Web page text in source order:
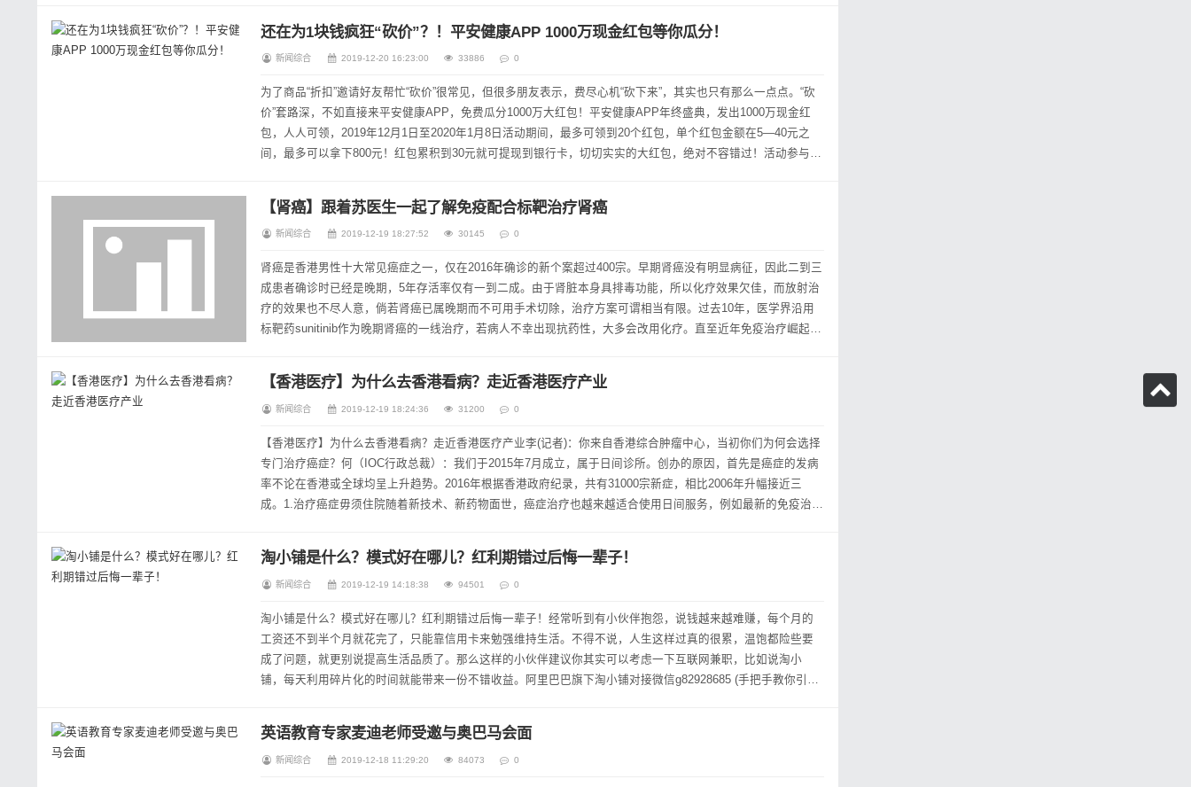
还在为1块钱疯狂“砍价”？！平安健康APP 1000万现金红包等你瓜分！
新闻综合 2019-12-20 16:23:00 33886 0
为了商品“折扣”邀请好友帮忙“砍价”很常见，但很多朋友表示，费尽心机“砍下来”，其实也只有那么一点点。“砍
价”套路深，不如直接来平安健康APP，免费瓜分1000万大红包！平安健康APP年终盛典，发出1000万现金红
包，人人可领，2019年12月1日至2020年1月8日活动期间，最多可领到20个红包，单个红包金额在5—40元之
间，最多可以拿下800元！红包累积到30元就可提现到银行卡，切切实实的大红包，绝对不容错过！活动参与方
【肾癌】跟着苏医生一起了解免疫配合标靶治疗肾癌
新闻综合 2019-12-19 18:27:52 30145 0
肾癌是香港男性十大常见癌症之一，仅在2016年确诊的新个案超过400宗。早期肾癌没有明显病征，因此二到三
成患者确诊时已经是晚期，5年存活率仅有一到二成。由于肾脏本身具排毒功能，所以化疗效果欠佳，而放射治
疗的效果也不尽人意，倘若肾癌已属晚期而不可用手术切除，治疗方案可谓相当有限。过去10年，医学界沿用
标靶药sunitinib作为晚期肾癌的一线治疗，若病人不幸出现抗药性，大多会改用化疗。直至近年免疫治疗崛起，
【香港医疗】为什么去香港看病？走近香港医疗产业
新闻综合 2019-12-19 18:24:36 31200 0
【香港医疗】为什么去香港看病？走近香港医疗产业李(记者)：你来自香港综合肿瘤中心，当初你们为何会选择
专门治疗癌症？何（IOC行政总裁）：我们于2015年7月成立，属于日间诊所。创办的原因，首先是癌症的发病
率不论在香港或全球均呈上升趋势。2016年根据香港政府纪录，共有31000宗新症，相比2006年升幅接近三
成。1.治疗癌症毋须住院随着新技术、新药物面世，癌症治疗也越来越适合使用日间服务，例如最新的免疫治疗
淘小铺是什么？模式好在哪儿？红利期错过后悔一辈子！
新闻综合 2019-12-19 14:18:38 94501 0
淘小铺是什么？模式好在哪儿？红利期错过后悔一辈子！经常听到有小伙伴抱怨，说钱越来越难赚，每个月的
工资还不到半个月就花完了，只能靠信用卡来勉强维持生活。不得不说，人生这样过真的很累，温饱都险些要
成了问题，就更别说提高生活品质了。那么这样的小伙伴建议你其实可以考虑一下互联网兼职，比如说淘小
铺，每天利用碎片化的时间就能带来一份不错收益。阿里巴巴旗‎下淘小铺‎对接微信g82928685 (手把手教你引流
英语教育专家麦迪老师受邀与奥巴马会面
新闻综合 2019-12-18 11:29:20 84073 0